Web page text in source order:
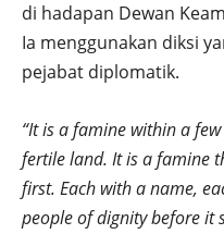
di hadapan Dewan
Ia menggunakan diksi
pejabat diplomatik.
“It is a famine within a
fertile land. It is a famine
first. Each with a name,
people of dignity before it